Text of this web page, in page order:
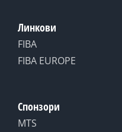
Линкови
FIBA
FIBA EUROPE
Спонзори
MTS